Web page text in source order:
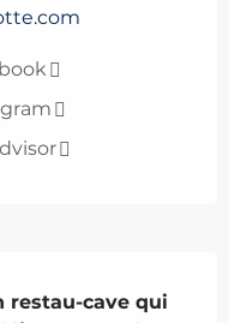
restau-cave qui